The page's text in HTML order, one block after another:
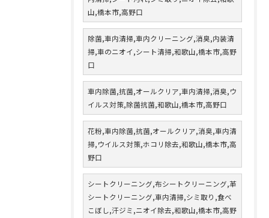
山,橋本市,高野口
除菌,車内清掃,車内クリーニング,消臭,内装清
掃,車のニオイ,シート清掃,和歌山,橋本市,高野
口
車内除菌,抗菌,オールクリア,車内清掃,消臭,ウ
イルス対策,除菌抗菌,和歌山,橋本市,高野口
花粉,車内除菌,抗菌,オールクリア,消臭,車内清
掃,ウイルス対策,ホコリ除去,和歌山,橋本市,高
野口
シートクリーニング,布シートクリーニング,革
シートクリーニング,車内清掃,シミ取り,食べ
こぼし,汗ジミ,ニオイ除去,和歌山,橋本市,高野